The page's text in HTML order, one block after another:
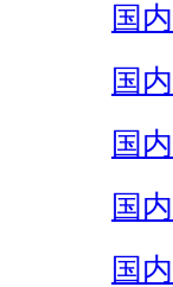
国
国
国
国
国